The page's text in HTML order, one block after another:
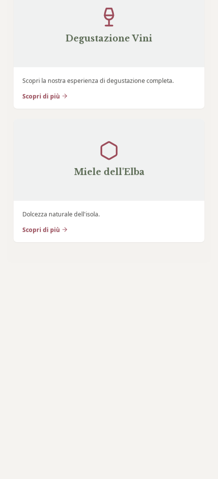
Degustazione Vini
Scopri la nostra esperienza di degustazione completa.
Scopri di più
Miele dell'Elba
Dolcezza naturale dell'isola.
Scopri di più